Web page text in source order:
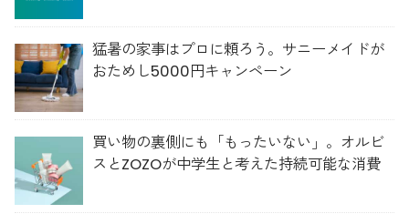
猛暑の家事はプロに頼ろう。サニーメイドが
おためし5000円キャンペーン
買い物の裏側にも「もったいない」。オルビ
スとZOZOが中学生と考えた持続可能な消費